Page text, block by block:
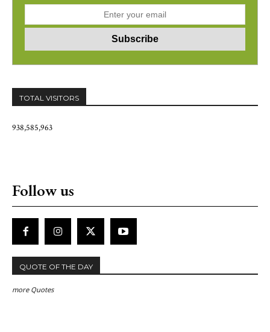
TOTAL VISITORS
938,585,963
Follow us
QUOTE OF THE DAY
more Quotes